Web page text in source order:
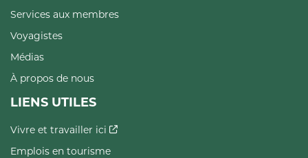
Services aux membres
Voyagistes
Médias
À propos de nous
LIENS UTILES
Vivre et travailler ici
Emplois en tourisme